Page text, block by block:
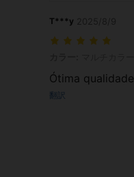
T***y
Ótima qualidade
翻訳